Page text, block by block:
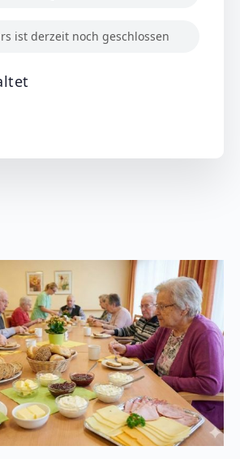
ist derzeit noch geschlossen